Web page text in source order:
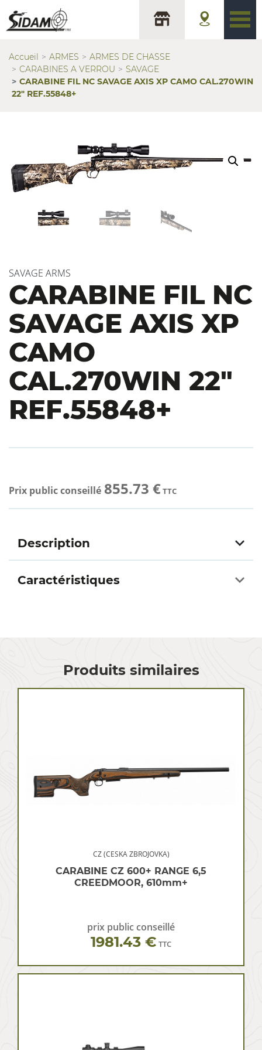
Accueil ARMES
ARMES DE CHASSE
CARABINES A VERROU
SAVAGE
CARABINE FIL NC SAVAGE AXIS XP CAMO CAL.270WIN
22″ REF.55848+
SAVAGE ARMS
CARABINE FIL NC
SAVAGE AXIS XP
CAMO
CAL.270WIN 22″
REF.55848+
Prix public conseillé 855.73 €TTC
Description
Caractéristiques
Produits similaires
CZ (CESKA ZBROJOVKA)
CARABINE CZ 600+ RANGE 6,5
CREEDMOOR, 610mm+
prix public conseillé
1981.43 € TTC